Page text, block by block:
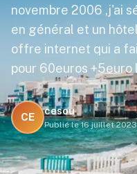
novembre 2006 ,j'ai
en général et un
offre internet qui a
pour 60euros +5euro
CE
cesou
Publié le 16 juillet 2023